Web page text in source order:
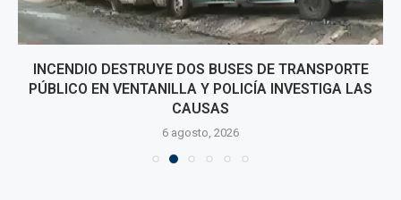
INCENDIO DESTRUYE DOS BUSES DE TRANSPORTE
PÚBLICO EN VENTANILLA Y POLICÍA INVESTIGA LAS
CAUSAS
6 agosto, 2026